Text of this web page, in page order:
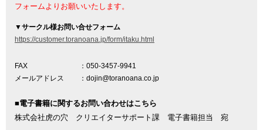
フォームよりお願いいたします。
▼サークル様お問い合せフォーム
https://customer.toranoana.jp/form/itaku.html
FAX
：050-3457-9941
メールアドレス
：dojin@toranoana.co.jp
■電子書籍に関するお問い合わせはこちら
株式会社虎の穴 クリエイターサポート課 電子書籍担当 宛